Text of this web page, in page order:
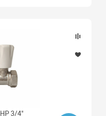
3/4"